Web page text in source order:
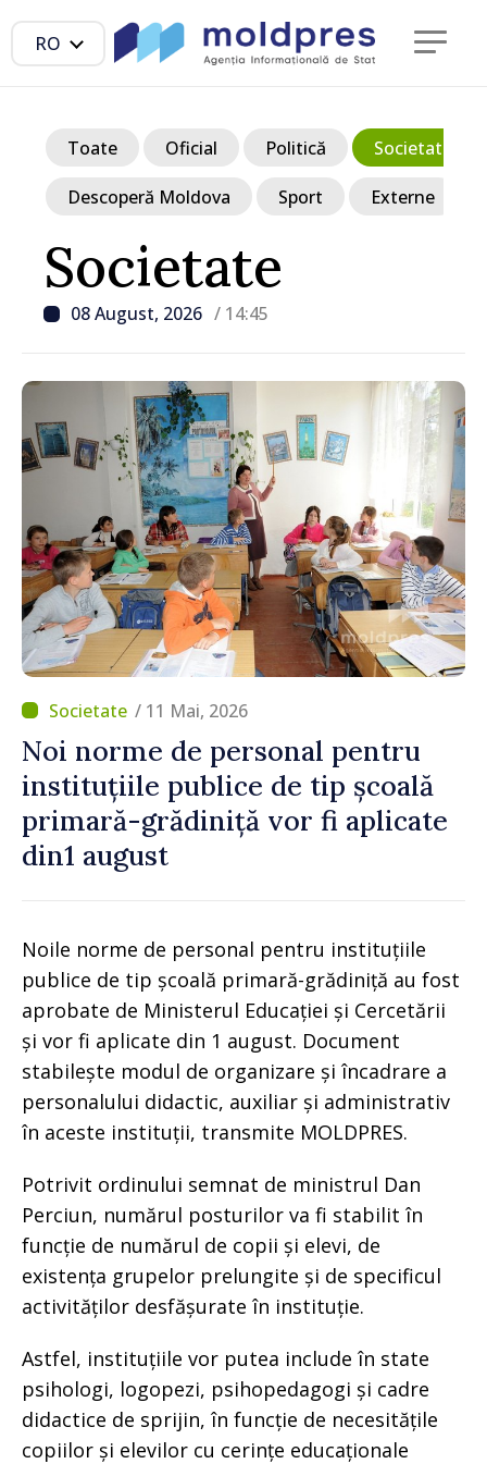
RO
Societate
08 August, 2026 / 14:45
Toate Oficial Politică Societate
Descoperă Moldova Sport Externe
/ 11 Mai, 2026
Noi norme de personal pentru
instituțiile publice de tip școală
primară-grădiniță vor fi aplicate
din1 august
Noile norme de personal pentru instituțiile
publice de tip școală primară-grădiniță au fost
aprobate de Ministerul Educației și Cercetării
și vor fi aplicate din 1 august. Document
stabilește modul de organizare și încadrare a
personalului didactic, auxiliar și administrativ
în aceste instituții, transmite MOLDPRES.
Potrivit ordinului semnat de ministrul Dan
Perciun, numărul posturilor va fi stabilit în
funcție de numărul de copii și elevi, de
existența grupelor prelungite și de specificul
activităților desfășurate în instituție.
Astfel, instituțiile vor putea include în state
psihologi, logopezi, psihopedagogi și cadre
didactice de sprijin, în funcție de necesitățile
copiilor și elevilor cu cerințe educaționale